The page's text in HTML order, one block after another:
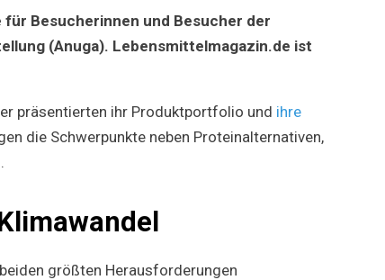
nachhaltiges
Wachstum
Besucherinnen und Besucher der
(Anuga). Lebensmittelmagazin.de ist
präsentierten ihr Produktportfolio und ihre
die Schwerpunkte neben Proteinalternativen,
größten Herausforderungen